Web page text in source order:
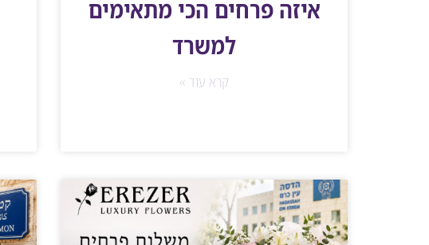
איזה פרחים הכי מתאימים
למשרד
קרא עוד »